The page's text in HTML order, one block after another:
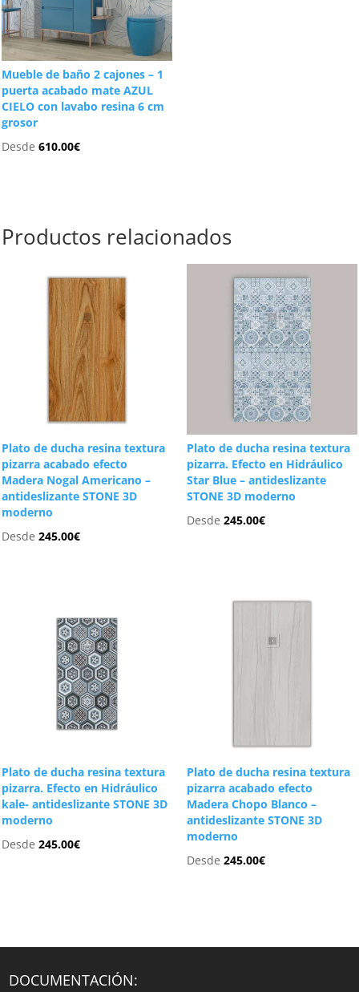
Mueble de baño 2 cajones – 1
puerta acabado mate AZUL
CIELO con lavabo resina 6 cm
grosor
Desde610.00€
Productos relacionados
Plato de ducha resina textura
pizarra acabado efecto
Madera Nogal Americano –
antideslizante STONE 3D
moderno
Desde245.00€
Plato de ducha resina textura
pizarra. Efecto en Hidráulico
Star Blue – antideslizante
STONE 3D moderno
Desde 245.00€
Plato de ducha resina textura
pizarra. Efecto en Hidráulico
kale- antideslizante STONE 3D
moderno
Desde245.00€
Plato de ducha resina textura
pizarra acabado efecto
Madera Chopo Blanco –
antideslizante STONE 3D
moderno
Desde 245.00€
DOCUMENTACIÓN: